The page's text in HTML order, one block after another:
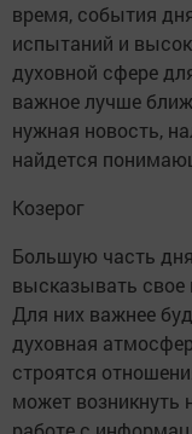
время, события
испытаний и
духовной сфере
важное лучше
нужная новость,
найдется
Козерог
Большую часть
высказывать свое
Для них важнее
духовная
строятся
может возникнуть